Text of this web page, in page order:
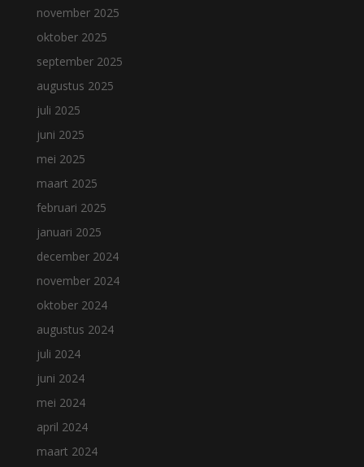
november 2025
oktober 2025
september 2025
augustus 2025
juli 2025
juni 2025
mei 2025
maart 2025
februari 2025
januari 2025
december 2024
november 2024
oktober 2024
augustus 2024
juli 2024
juni 2024
mei 2024
april 2024
maart 2024